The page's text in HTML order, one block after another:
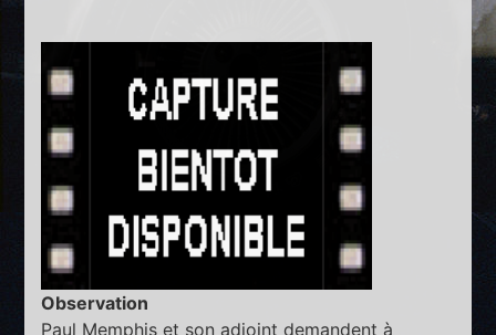
Observation
Paul Memphis et son adjoint demandent à